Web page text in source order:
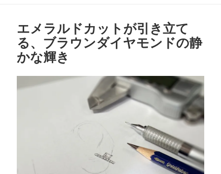
エメラルドカットが引き立て
る、ブラウンダイヤモンドの静
かな輝き